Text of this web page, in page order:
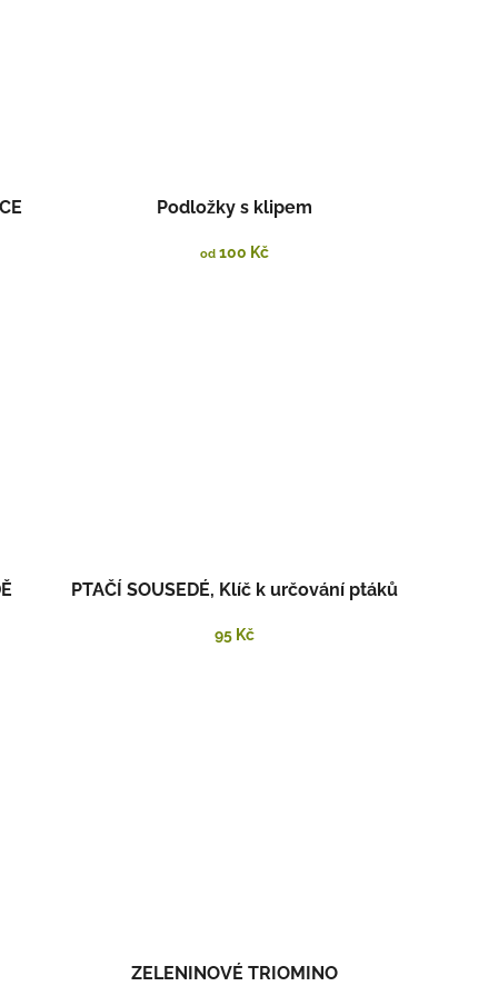
Podložky s klipem
od100 Kč
PTAČÍ SOUSEDÉ, Klíč k určování ptáků
95 Kč
ZELENINOVÉ TRIOMINO